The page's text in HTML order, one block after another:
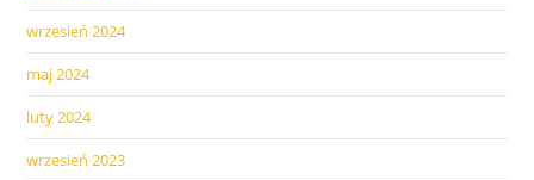
wrzesień 2024
maj 2024
luty 2024
wrzesień 2023